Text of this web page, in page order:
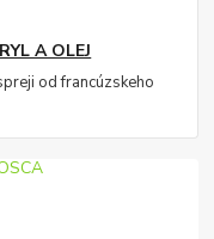
A OLEJ
od francúzskeho